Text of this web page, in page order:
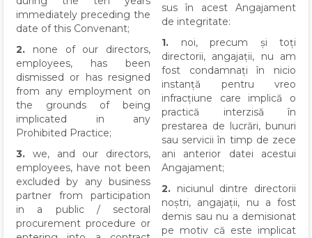
immediately preceding the
date of this Convenant;
2. none of our directors,
employees, has been
dismissed or has resigned
from any employment on
the grounds of being
implicated in any
Prohibited Practice;
3. we, and our directors,
employees, have not been
excluded by any business
partner from participation
in a public / sectoral
procurement procedure or
sus în acest Angajament
de integritate:
1. noi, precum și toți
directorii, angajații, nu am
fost condamnați în nicio
instanță pentru vreo
infracțiune care implică o
practică interzisă în
prestarea de lucrări, bunuri
sau servicii în timp de zece
ani anterior datei acestui
Angajament;
2. niciunul dintre directorii
noștri, angajații, nu a fost
demis sau nu a demisionat
pe motiv că este implicat